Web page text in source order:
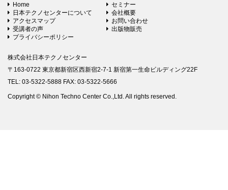
Home
セミナー
日本テクノセンターについて
会社概要
アクセスマップ
お問い合わせ
受講者の声
出版物販売
プライバシーポリシー
株式会社日本テクノセンター
〒163-0722 東京都新宿区西新宿2-7-1 新宿第一生命ビルディング22F
TEL: 03-5322-5888 FAX: 03-5322-5666
Copyright © Nihon Techno Center Co.,Ltd. All rights reserved.